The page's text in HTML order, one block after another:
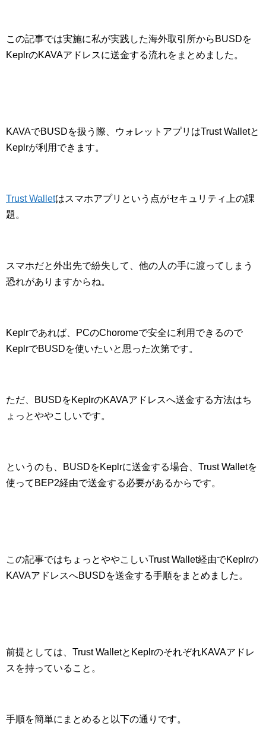
この記事では実施に私が実践した海外取引所からBUSDを
KeplrのKAVAアドレスに送金する流れをまとめました。
KAVAでBUSDを扱う際、ウォレットアプリはTrust Walletと
Keplrが利用できます。
Trust Walletはスマホアプリという点がセキュリティ上の課
題。
スマホだと外出先で紛失して、他の人の手に渡ってしまう
恐れがありますからね。
Keplrであれば、PCのChoromeで安全に利用できるので
KeplrでBUSDを使いたいと思った次第です。
ただ、BUSDをKeplrのKAVAアドレスへ送金する方法はち
ょっとややこしいです。
というのも、BUSDをKeplrに送金する場合、Trust Walletを
使ってBEP2経由で送金する必要があるからです。
この記事ではちょっとややこしいTrust Wallet経由でKeplrの
KAVAアドレスへBUSDを送金する手順をまとめました。
前提としては、Trust WalletとKeplrのそれぞれKAVAアドレ
スを持っていること。
手順を簡単にまとめると以下の通りです。